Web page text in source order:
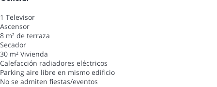
1 Televisor
Ascensor
8 m² de terraza
Secador
30 m² Vivienda
Calefacción radiadores eléctricos
Parking aire libre en mismo edificio
No se admiten fiestas/eventos